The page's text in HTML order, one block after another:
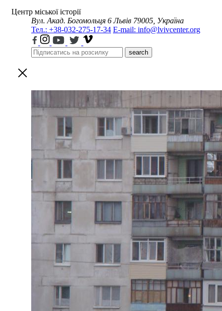
Центр міської історії
Вул. Акад. Богомольця 6 Львів 79005, Україна
Тел.: +38-032-275-17-34 E-mail: info@lvivcenter.org
search